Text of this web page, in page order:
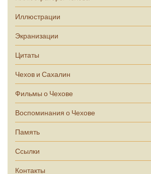
Иллюстрации
Экранизации
Цитаты
Чехов и Сахалин
Фильмы о Чехове
Воспоминания о Чехове
Память
Ссылки
Контакты